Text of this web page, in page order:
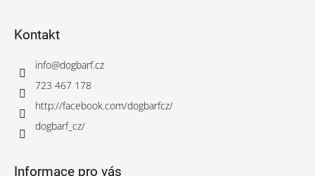
Kontakt
info@dogbarf.cz
723 467 178
http://facebook.com/dogbarfcz/
dogbarf_cz/
Informace pro vás